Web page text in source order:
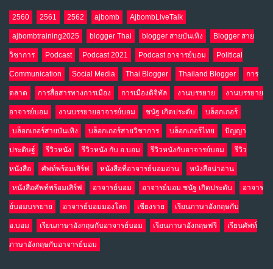
NO COMMENTS
10 อินโดนีเซีย กับเกมอำนาจที่มองไม่เห็น
เม.ย. 19, 2026
NO COMMENTS
2560 2561 2562 ajbomb AjbombLiveTalk
ajbombtraining2025 blogger Thai blogger สายบันเทิง Blogger สาย
วิชาการ Podcast Podcast 2021 Podcast อาจารย์บอม Political
Communication Social Media Thai Blogger Thailand Blogger การ
ตลาด การสื่อสารทางการเมือง การเมืองดิจิทัล งานบรรยาย งานบรรยาย
อาจารย์บอม งานบรรยายอาจารย์บอม ชนัฐ เกิดประดับ บล็อกเกอร์
บล็อกเกอร์สายบันเทิง บล็อกเกอร์สายวิชาการ บล็อกเกอร์ไทย ปัญญา
ประดิษฐ์ รีวิวหนัง รีวิวหนัง กับ อ.บอม รีวิวหนังกับอาจารย์บอม รีวิว
หนังสือ ศัพท์พร้อมเสิร์ฟ หนังสือที่อาจารย์บอมอ่าน หนังสือน่าอ่าน
หนังสือศัพท์พร้อมเสิร์ฟ อาจารย์บอม อาจารย์บอม ชนัฐ เกิดประดับ อาจาร
ย์บอมบรรยาย อาจารย์บอมมองโลก เชียงราย เรียนภาษาอังกฤษกับ
อ.บอม เรียนภาษาอังกฤษกับอาจารย์บอม เรียนภาษาอังกฤษฟรี เรียนศัพท์
ภาษาอังกฤษกับอาจารย์บอม